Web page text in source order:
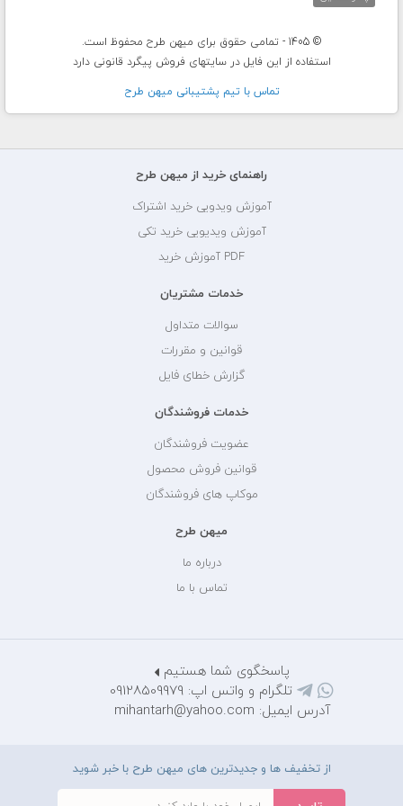
© 1405 - تمامی حقوق برای میهن طرح محفوظ است.
استفاده از این فایل در سایتهای فروش پیگرد قانونی دارد
تماس با تيم پشتيبانی ميهن طرح
راهنمای خرید از میهن طرح
آموزش ویدویی خرید اشتراک
آموزش ویدیویی خرید تکی
PDF آموزش خرید
خدمات مشتریان
سوالات متداول
قوانین و مقررات
گزارش خطای فایل
خدمات فروشندگان
عضویت فروشندگان
قوانین فروش محصول
موکاپ های فروشندگان
میهن طرح
درباره ما
تماس با ما
پاسخگوی شما هستیم
تلگرام و واتس اپ: 09128509979
آدرس ایمیل: mihantarh@yahoo.com
از تخفیف ها و جدیدترین های میهن طرح با خبر شوید